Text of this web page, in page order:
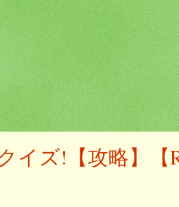
イズ!【攻略】【